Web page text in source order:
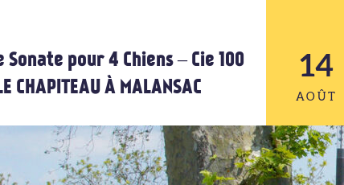
12
AOÛT
Sonate pour 4 Chiens – Cie 100
CHAPITEAU À MALANSAC
14
AOÛT
14